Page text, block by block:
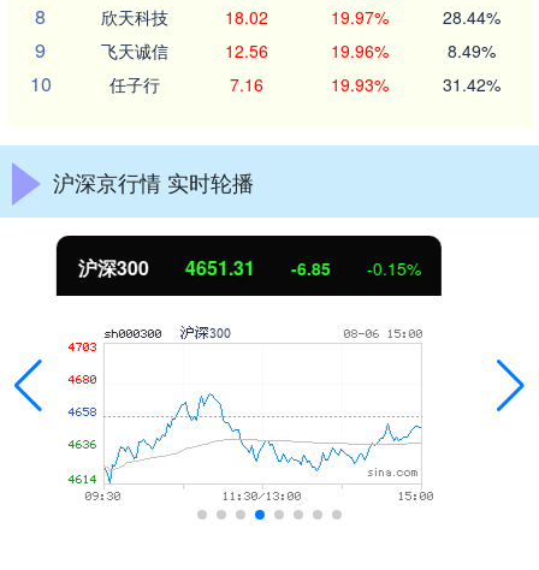
8 欣天科技 18.02 19.97% 28.44%
9 飞天诚信 12.56 19.96% 8.49%
10 任子行 7.16 19.93% 31.42%
沪深京行情 实时轮播
北证50 1122.88 3.42 0.30%